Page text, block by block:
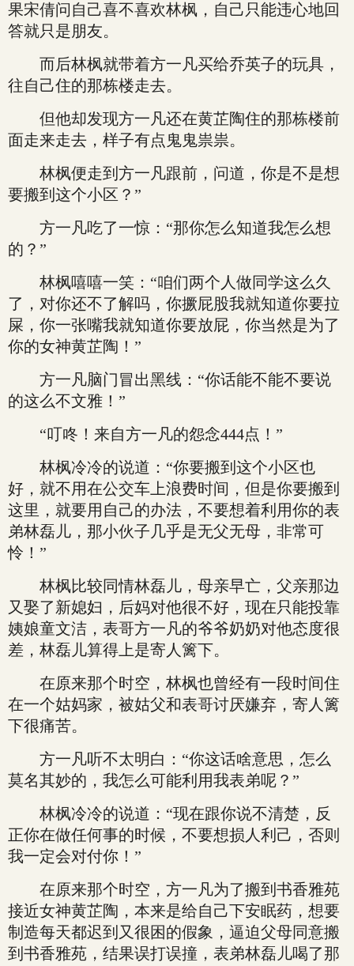
果宋倩问自己喜不喜欢林枫，自己只能违心地回
答就只是朋友。
而后林枫就带着方一凡买给乔英子的玩具，
往自己住的那栋楼走去。
但他却发现方一凡还在黄芷陶住的那栋楼前
面走来走去，样子有点鬼鬼祟祟。
林枫便走到方一凡跟前，问道，你是不是想
要搬到这个小区？”
方一凡吃了一惊：“那你怎么知道我怎么想
的？”
林枫嘻嘻一笑：“咱们两个人做同学这么久
了，对你还不了解吗，你撅屁股我就知道你要拉
屎，你一张嘴我就知道你要放屁，你当然是为了
你的女神黄芷陶！”
方一凡脑门冒出黑线：“你话能不能不要说
的这么不文雅！”
“叮咚！来自方一凡的怨念444点！”
林枫冷冷的说道：“你要搬到这个小区也
好，就不用在公交车上浪费时间，但是你要搬到
这里，就要用自己的办法，不要想着利用你的表
弟林磊儿，那小伙子几乎是无父无母，非常可
怜！”
林枫比较同情林磊儿，母亲早亡，父亲那边
又娶了新媳妇，后妈对他很不好，现在只能投靠
姨娘童文洁，表哥方一凡的爷爷奶奶对他态度很
差，林磊儿算得上是寄人篱下。
在原来那个时空，林枫也曾经有一段时间住
在一个姑妈家，被姑父和表哥讨厌嫌弃，寄人篱
下很痛苦。
方一凡听不太明白：“你这话啥意思，怎么
莫名其妙的，我怎么可能利用我表弟呢？”
林枫冷冷的说道：“现在跟你说不清楚，反
正你在做任何事的时候，不要想损人利己，否则
我一定会对付你！”
在原来那个时空，方一凡为了搬到书香雅苑
接近女神黄芷陶，本来是给自己下安眠药，想要
制造每天都迟到又很困的假象，逼迫父母同意搬
到书香雅苑，结果误打误撞，表弟林磊儿喝了那